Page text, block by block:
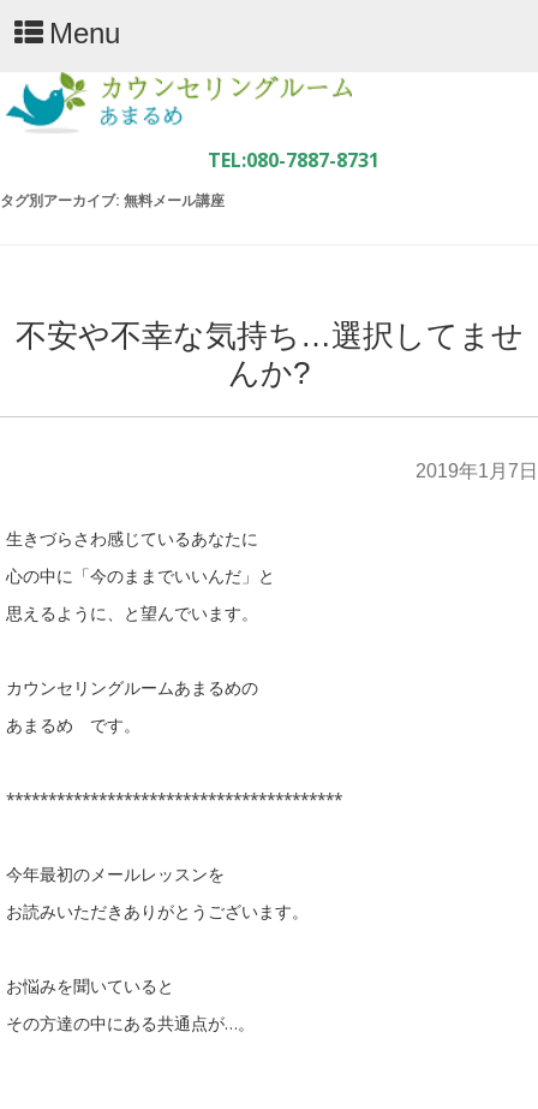
Menu
タグ別アーカイブ: 無料メール講座
不安や不幸な気持ち…選択してませ
んか?
2019年1月7日
生きづらさわ感じているあなたに
心の中に「今のままでいいんだ」と
思えるように、と望んでいます。
カウンセリングルームあまるめの
あまるめ です。
****************************************
今年最初のメールレッスンを
お読みいただきありがとうございます。
お悩みを聞いていると
その方達の中にある共通点が…。